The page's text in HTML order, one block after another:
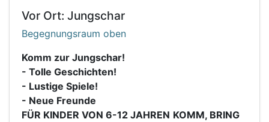
Vor Ort: Jungschar
Begegnungsraum oben
Komm zur Jungschar!
- Tolle Geschichten!
- Lustige Spiele!
- Neue Freunde
FÜR KINDER VON 6-12 JAHREN KOMM, BRING